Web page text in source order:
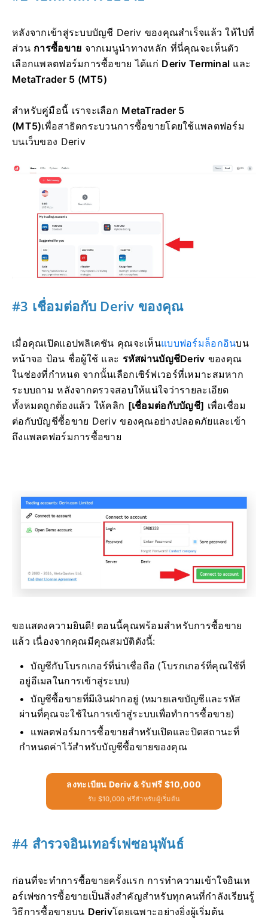
หลังจากเข้าสู่ระบบบัญชี Deriv ของคุณสำเร็จแล้ว ให้ไปที่
ส่วน การซื้อขาย จากเมนูนำทางหลัก ที่นี่คุณจะเห็นตัว
เลือกแพลตฟอร์มการซื้อขาย ได้แก่ Deriv Terminal และ
MetaTrader 5 (MT5)
สำหรับคู่มือนี้ เราจะเลือก MetaTrader 5
(MT5)เพื่อสาธิตกระบวนการซื้อขายโดยใช้แพลตฟอร์ม
บนเว็บของ Deriv
#3 เชื่อมต่อกับ Deriv ของคุณ
เมื่อคุณเปิดแอปพลิเคชัน คุณจะเห็นแบบฟอร์มล็อกอินบน
หน้าจอ ป้อน ชื่อผู้ใช้ และ รหัสผ่านบัญชีDeriv ของคุณ
ในช่องที่กำหนด จากนั้นเลือกเซิร์ฟเวอร์ที่เหมาะสมหาก
ระบบถาม หลังจากตรวจสอบให้แน่ใจว่ารายละเอียด
ทั้งหมดถูกต้องแล้ว ให้คลิก [เชื่อมต่อกับบัญชี] เพื่อเชื่อม
ต่อกับบัญชีซื้อขาย Deriv ของคุณอย่างปลอดภัยและเข้า
ถึงแพลตฟอร์มการซื้อขาย
ขอแสดงความยินดี! ตอนนี้คุณพร้อมสำหรับการซื้อขาย
แล้ว เนื่องจากคุณมีคุณสมบัติดังนี้:
บัญชีกับโบรกเกอร์ที่น่าเชื่อถือ (โบรกเกอร์ที่คุณใช้ที่
อยู่อีเมลในการเข้าสู่ระบบ)
บัญชีซื้อขายที่มีเงินฝากอยู่ (หมายเลขบัญชีและรหัส
ผ่านที่คุณจะใช้ในการเข้าสู่ระบบเพื่อทำการซื้อขาย)
แพลตฟอร์มการซื้อขายสำหรับเปิดและปิดสถานะที่
กำหนดค่าไว้สำหรับบัญชีซื้อขายของคุณ
ลงทะเบียน Deriv & รับฟรี $10,000
รับ $10,000 ฟรีสำหรับผู้เริ่มต้น
#4 สำรวจอินเทอร์เฟซอนุพันธ์
ก่อนที่จะทำการซื้อขายครั้งแรก การทำความเข้าใจอินเท
อร์เฟซการซื้อขายเป็นสิ่งสำคัญสำหรับทุกคนที่กำลังเรียนรู้
วิธีการซื้อขายบน Derivโดยเฉพาะอย่างยิ่งผู้เริ่มต้น